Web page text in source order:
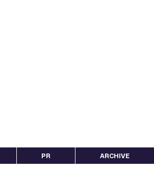
PR ARCHIVE